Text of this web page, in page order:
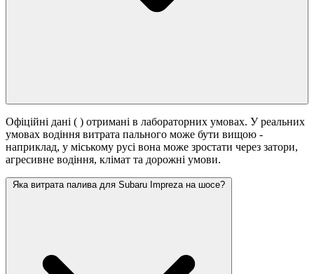
Офіційні дані ( ) отримані в лабораторних умовах. У реальних
умовах водіння витрата пального може бути вищою -
наприклад, у міському русі вона може зростати через затори,
агресивне водіння, клімат та дорожні умови.
Яка витрата палива для Subaru Impreza на шосе?